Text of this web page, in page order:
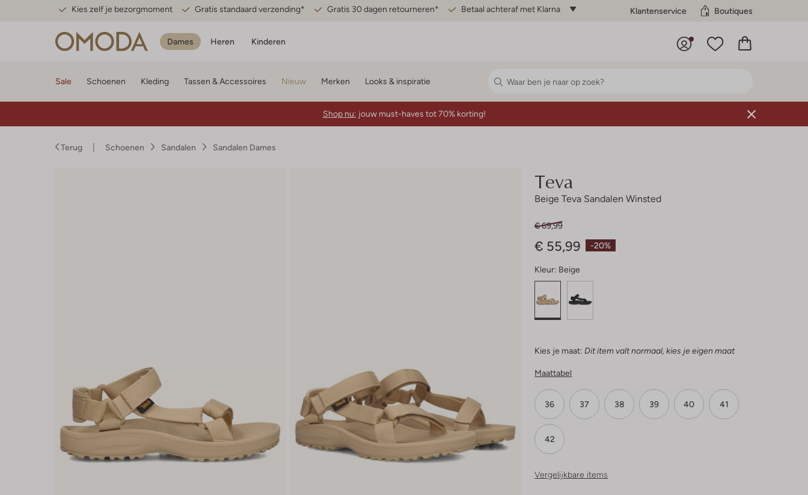
Kies zelf je bezorgmoment Gratis standaard verzending* Gratis 30 dagen retourneren* Betaal achteraf met Klarna Klantenservice Boutiques
Dames Heren Kinderen
Sale Schoenen Kleding Tassen & Accessoires Nieuw Merken Looks & inspiratie
Shop nu: jouw must-haves tot 70% korting!
Terug Schoenen Sandalen Sandalen Dames
Teva
Beige Teva Sandalen Winsted
-20%
€ 69,99
€ 55,99
Kleur: Beige
Kies je maat: Dit item valt normaal, kies je eigen maat
Maattabel
36 37 38 39 40 41
42
Vergelijkbare items